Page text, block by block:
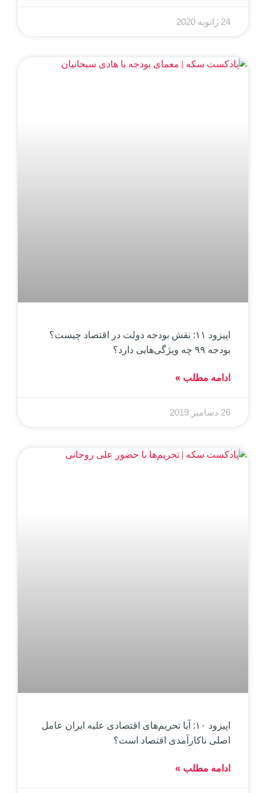
24 ژانویه 2020
اپیزود ۱۱: نقش بودجه دولت در اقتصاد چیست؟
بودجه ۹۹ چه ویژگی‌هایی دارد؟
ادامه مطلب »
26 دسامبر 2019
اپیزود ۱۰: آیا تحریم‌های اقتصادی علیه ایران عامل
اصلی ناکارآمدی اقتصاد است؟
ادامه مطلب »